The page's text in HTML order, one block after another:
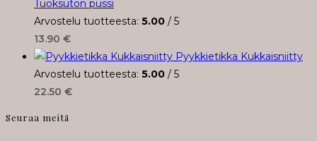
Tuoksuton pussi
Arvostelu tuotteesta: 5.00 / 5
13.90 €
Pyykkietikka Kukkaisniitty
Arvostelu tuotteesta: 5.00 / 5
22.50 €
Seuraa meitä